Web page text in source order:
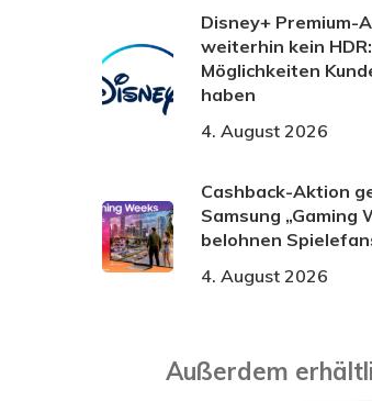
Disney+ Premium-
weiterhin kein
Möglichkeiten
haben
4. August 2026
Cashback-Aktion
Samsung „Gaming
belohnen
4. August 2026
Außerdem